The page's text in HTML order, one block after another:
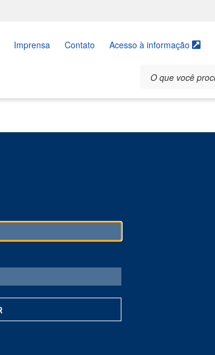
Imprensa Contato Acesso à informação